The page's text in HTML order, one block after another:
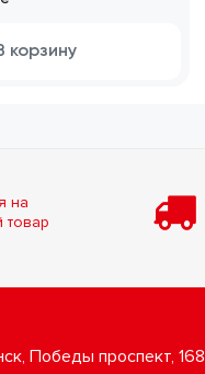
корзину
на
Победы проспект, 168